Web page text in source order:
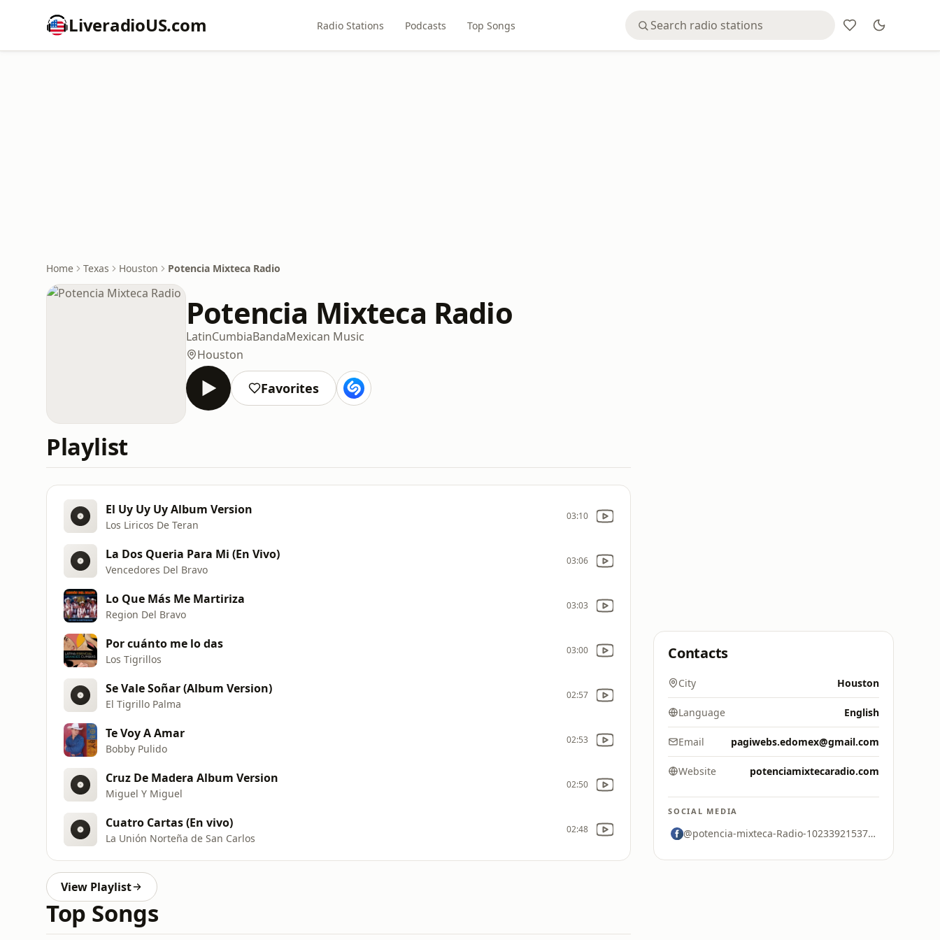
LiveradioUS.com Radio Stations Podcasts Top Songs
Home Texas Houston Potencia Mixteca Radio
Potencia Mixteca Radio
LatinCumbiaBandaMexican Music
Houston
Favorites
Playlist
El Uy Uy Uy Album Version
Los Liricos De Teran
03:10
La Dos Queria Para Mi (En Vivo)
Vencedores Del Bravo
03:06
Lo Que Más Me Martiriza
Region Del Bravo
03:03
Por cuánto me lo das
Los Tigrillos
03:00
Se Vale Soñar (Album Version)
El Tigrillo Palma
02:57
Te Voy A Amar
Bobby Pulido
02:53
Cruz De Madera Album Version
Miguel Y Miguel
02:50
Cuatro Cartas (En vivo)
La Unión Norteña de San Carlos
02:48
View Playlist
Top Songs
Contacts
City Houston
Language English
Email pagiwebs.edomex@gmail.com
Website potenciamixtecaradio.com
SOCIAL MEDIA
@potencia-mixteca-Radio-102339215371286